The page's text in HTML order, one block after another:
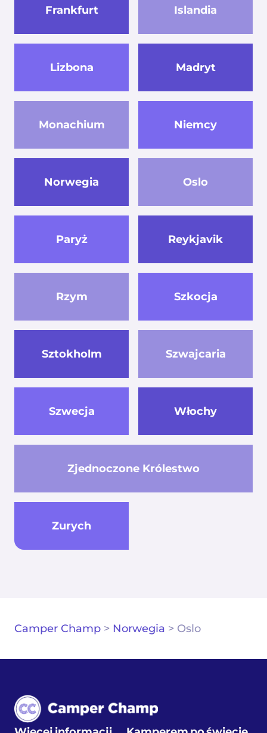
Frankfurt Islandia
Lizbona Madryt
Monachium Niemcy
Norwegia Oslo
Paryż Reykjavik
Rzym Szkocja
Sztokholm Szwajcaria
Szwecja Włochy
Zjednoczone Królestwo
Zurych
Camper Champ > Norwegia > Oslo